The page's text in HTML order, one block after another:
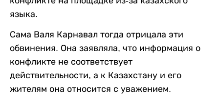
языка.
Сама Валя Карнавал тогда отрицала эти
обвинения. Она заявляла, что информация о
конфликте не соответствует
действительности, а к Казахстану и его
жителям она относится с уважением.